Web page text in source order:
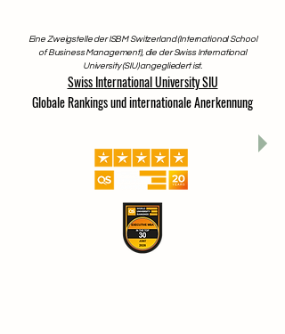
Eine Zweigstelle der ISBM Switzerland (International School
of Business Management), die der Swiss International
University (SIU) angegliedert ist.
Swiss International University SIU
Globale Rankings und internationale Anerkennung